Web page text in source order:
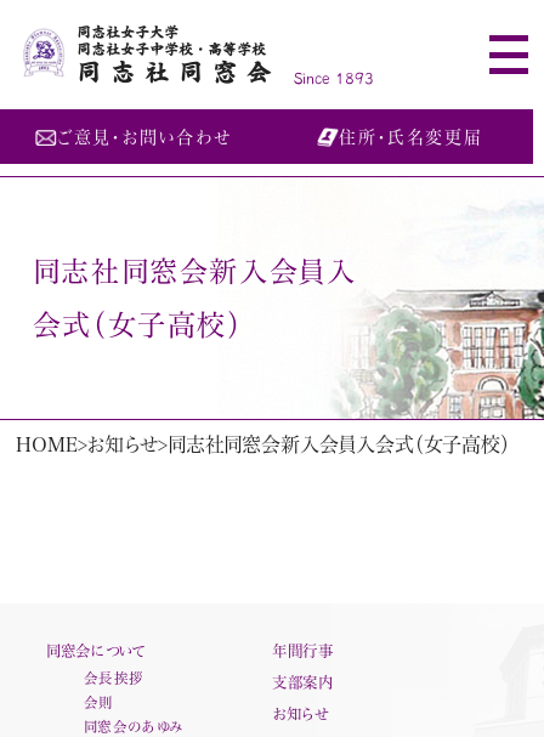
同志社女子大学
同志社女子中学校・高等学校
同志社同窓会 Since 1893
ご意見・お問い合わせ 住所・氏名変更届
同志社同窓会新入会員入
会式（女子高校）
HOME お知らせ 同志社同窓会新入会員入会式（女子高校）
同窓会について
会長挨拶
会則
同窓会のあゆみ
年間行事
支部案内
お知らせ